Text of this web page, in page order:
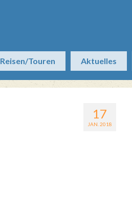
Reisen/Touren Aktuelles
17
JAN. 2018